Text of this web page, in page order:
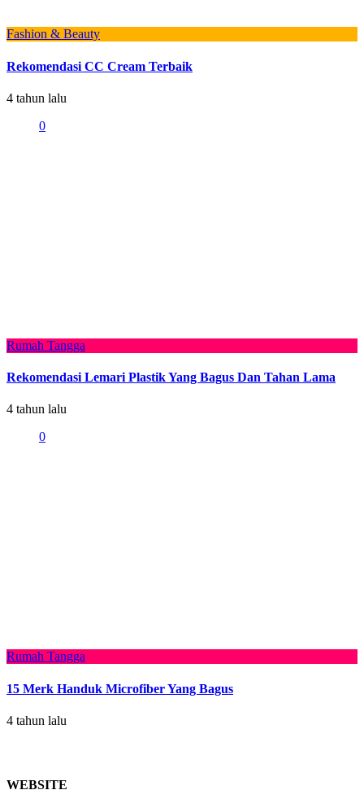
Fashion & Beauty
Rekomendasi CC Cream Terbaik
4 tahun lalu
0
Rumah Tangga
Rekomendasi Lemari Plastik Yang Bagus Dan Tahan Lama
4 tahun lalu
0
Rumah Tangga
15 Merk Handuk Microfiber Yang Bagus
4 tahun lalu
WEBSITE